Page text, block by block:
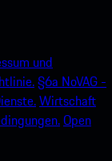
und
§6a NoVAG -
Wirtschaft
Open